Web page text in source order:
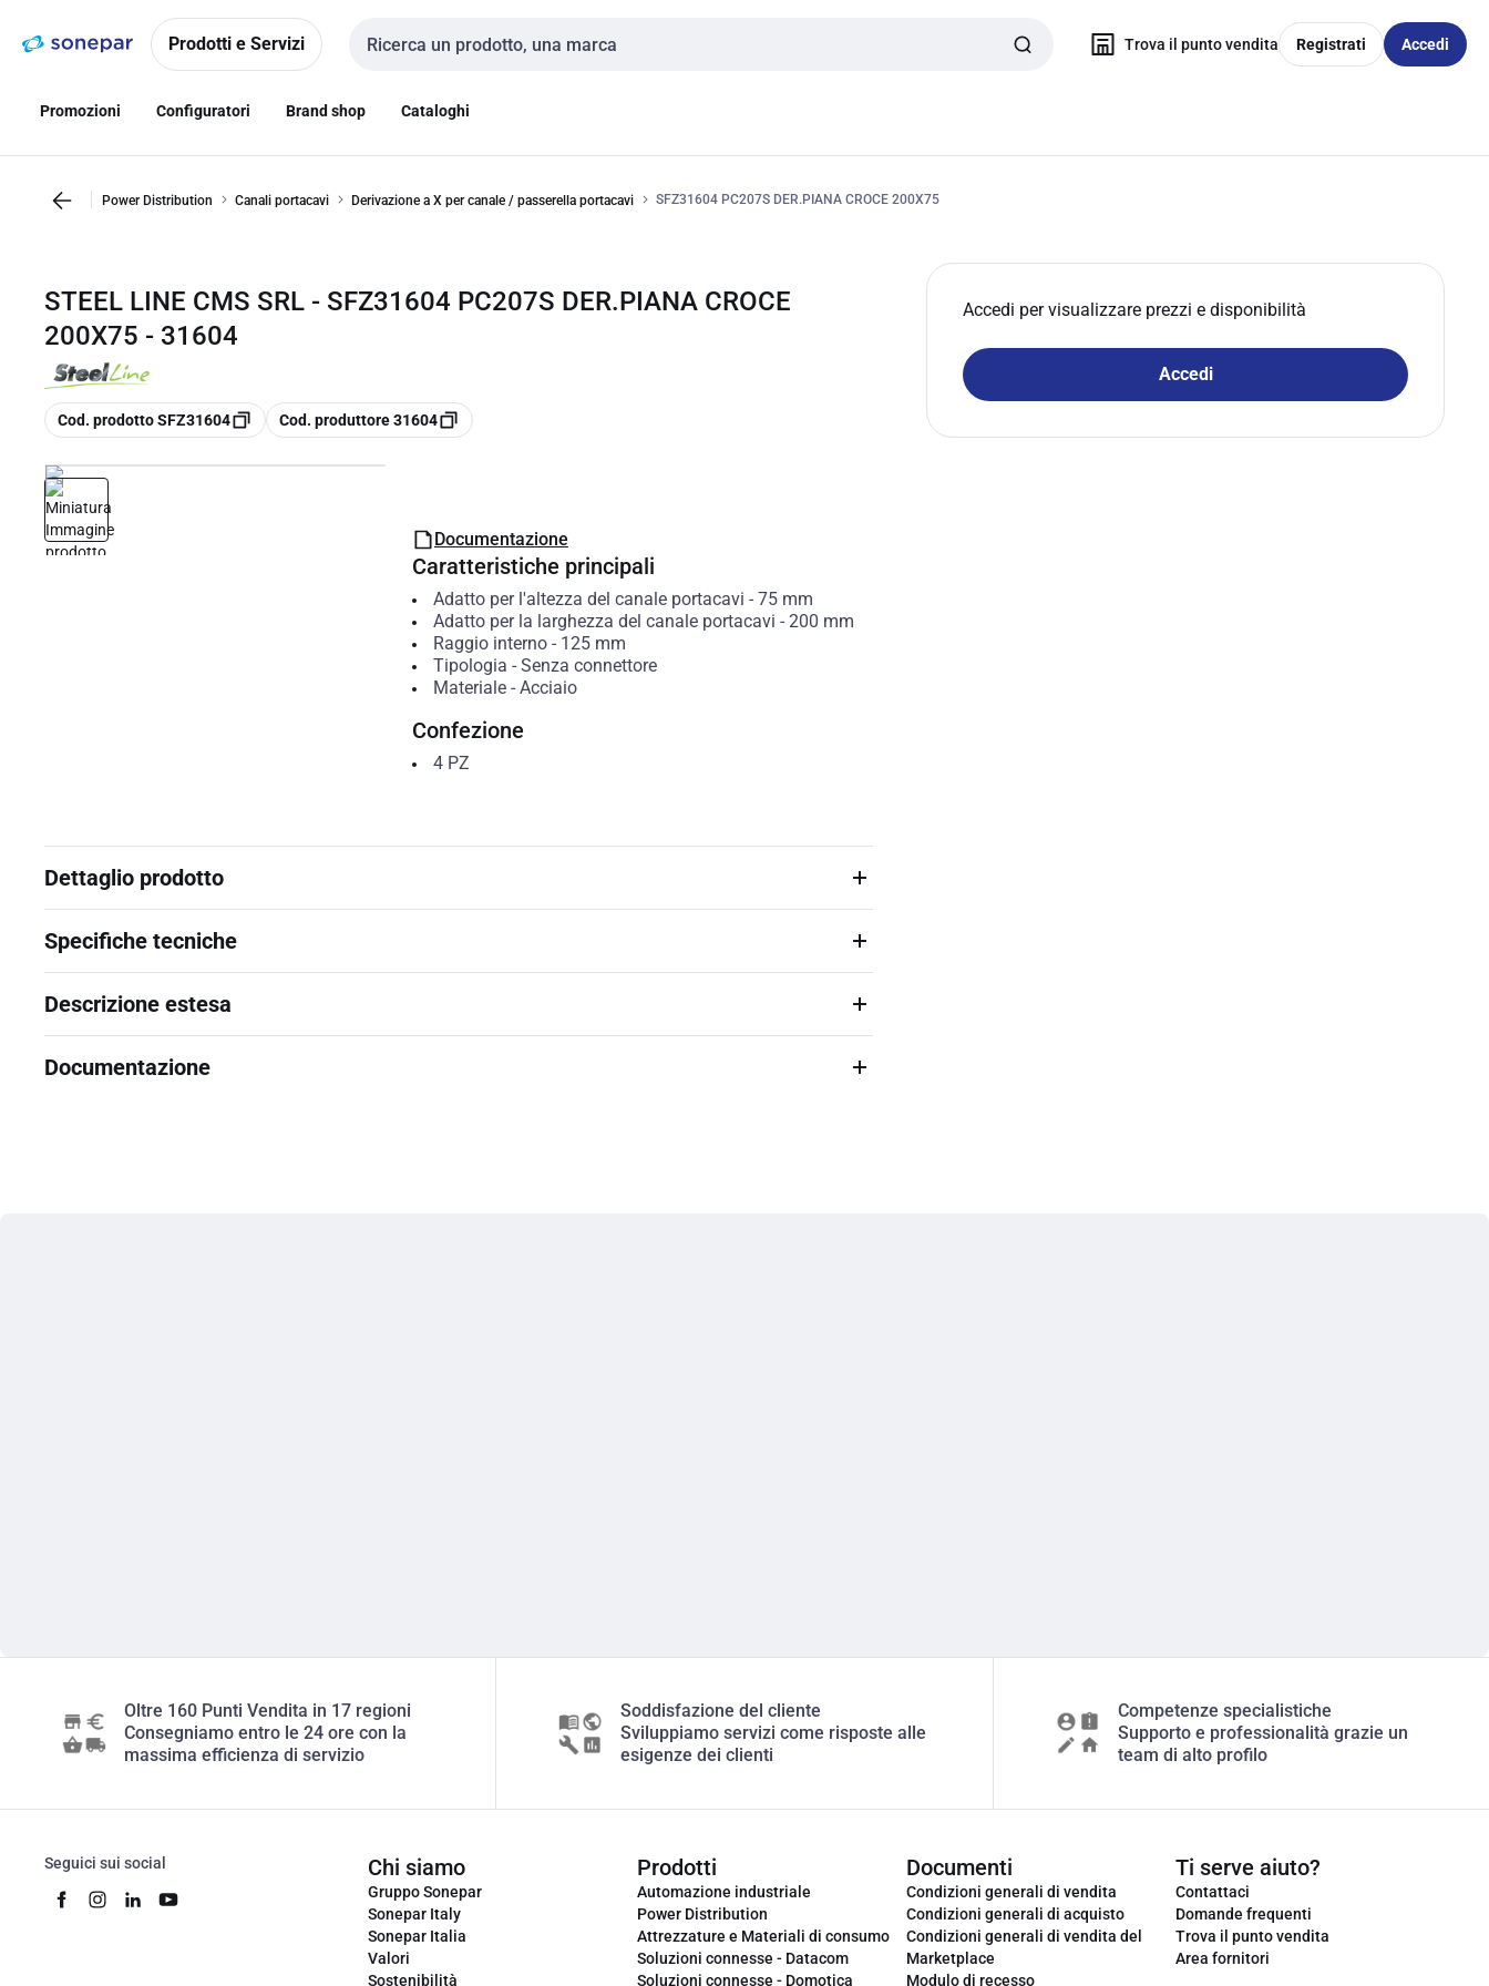
navigazionealla
Prodotti e Servizi
Cerca input
Trova il punto vendita Registrati Accedi
Promozioni Configuratori Brand shop Cataloghi
Power Distribution Canali portacavi Derivazione a X per canale / passerella portacavi SFZ31604 PC207S DER.PIANA CROCE 200X75
STEEL LINE CMS SRL - SFZ31604 PC207S DER.PIANA CROCE
200X75 - 31604
copia
Cod. prodotto SFZ31604 copia
Cod. produttore 31604
Accedi per visualizzare prezzi e disponibilità
Accedi
Documentazione
Caratteristiche principali
Adatto per l'altezza del canale portacavi - 75 mm
Adatto per la larghezza del canale portacavi - 200 mm
Raggio interno- 125 mm
Tipologia - Senza connettore
Materiale- Acciaio
Confezione
4 PZ
Dettaglio prodotto
Specifiche tecniche
Descrizione estesa
Documentazione
Oltre 160 Punti Vendita in 17 regioni
Consegniamo entro le 24 ore con la
massima efficienza di servizio
Soddisfazione del cliente
Sviluppiamo servizi come risposte alle
esigenze dei clienti
Competenze specialistiche
Supporto e professionalità grazie un
team di alto profilo
Seguici sui social Chi siamo
Gruppo Sonepar
Sonepar Italy
Sonepar Italia
Valori
Sostenibilità
Prodotti
Automazione industriale
Power Distribution
Attrezzature e Materiali di consumo
Soluzioni connesse - Datacom
Soluzioni connesse - Domotica
Documenti
Condizioni generali di vendita
Condizioni generali di acquisto
Condizioni generali di vendita del
Marketplace
Modulo di recesso
Ti serve aiuto?
Contattaci
Domande frequenti
Trova il punto vendita
Area fornitori